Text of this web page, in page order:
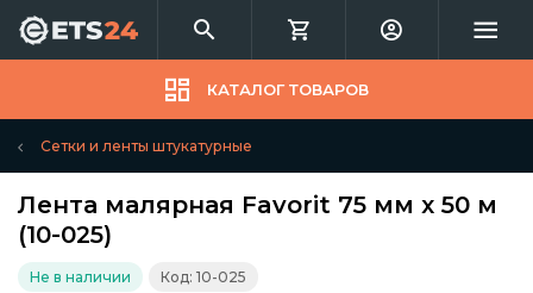
КАТАЛОГ ТОВАРОВ
Сетки и ленты штукатурные
Лента малярная Favorit 75 мм х 50 м
(10-025)
Не в наличии Код: 10-025